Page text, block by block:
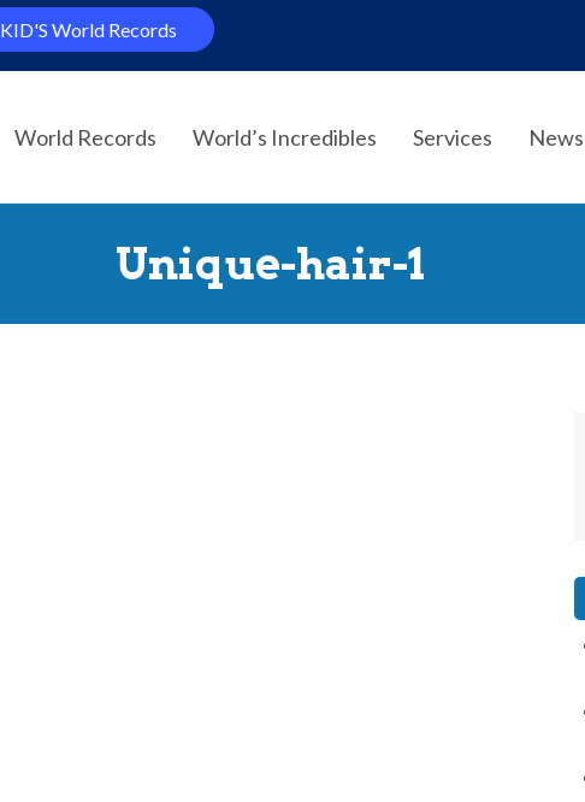
KID'S World Records
World Records World’s Incredibles Services News
Unique-hair-1